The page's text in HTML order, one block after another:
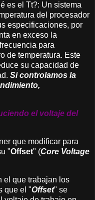
es el Tt?: Un sistema
del procesador
especificaciones, por
en exceso la
para
de temperatura. Este
su capacidad de
Si controlamos la
el voltaje del
que modificar para
"Offset" (Core Voltage
el que trabajan los
que el "Offset" se